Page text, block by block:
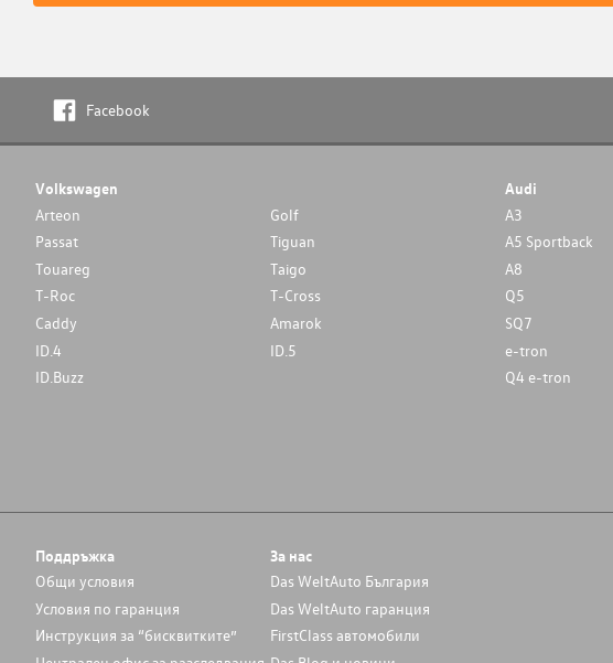
Facebook
Volkswagen
Arteon
Golf
Passat
Tiguan
Touareg
Taigo
T-Roc
T-Cross
Caddy
Amarok
ID.4
ID.5
ID.Buzz
Audi
A3
A5 Sportback
A8
Q5
SQ7
e-tron
Q4 e-tron
Поддръжка
Общи условия
Условия по гаранция
Инструкция за “бисквитките”
За нас
Das WeltAuto България
Das WeltAuto гаранция
FirstClass автомобили